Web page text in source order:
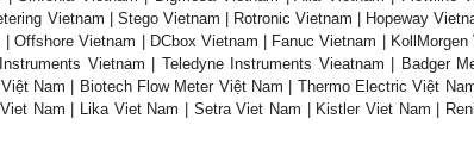
Vietnam | Stego Vietnam | Rotronic Vietnam | Hopeway
Offshore Vietnam | DCbox Vietnam | Fanuc Vietnam |
Vietnam | Teledyne Instruments Vieatnam | Badger
Nam | Biotech Flow Meter Việt Nam | Thermo Electric Việt
Nam | Lika Viet Nam | Setra Viet Nam | Kistler Viet Nam |